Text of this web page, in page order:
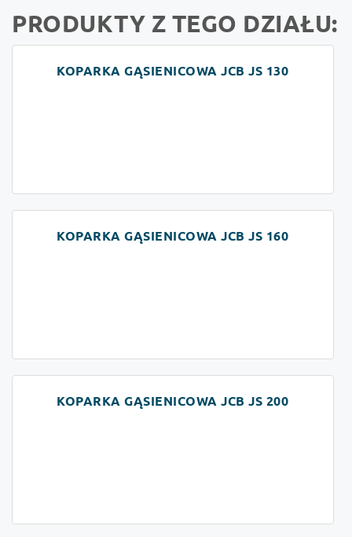
PRODUKTY Z TEGO DZIAŁU:
KOPARKA GĄSIENICOWA JCB JS 130
KOPARKA GĄSIENICOWA JCB JS 160
KOPARKA GĄSIENICOWA JCB JS 200